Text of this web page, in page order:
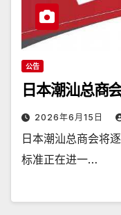
公告
日本潮汕总商
2026年6月15日
日本潮汕总商会将
标准正在进一…